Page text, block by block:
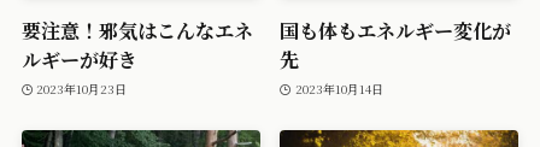
要注意！邪気はこんなエネ
ルギーが好き
2023年10月23日
国も体もエネルギー変化が
先
2023年10月14日